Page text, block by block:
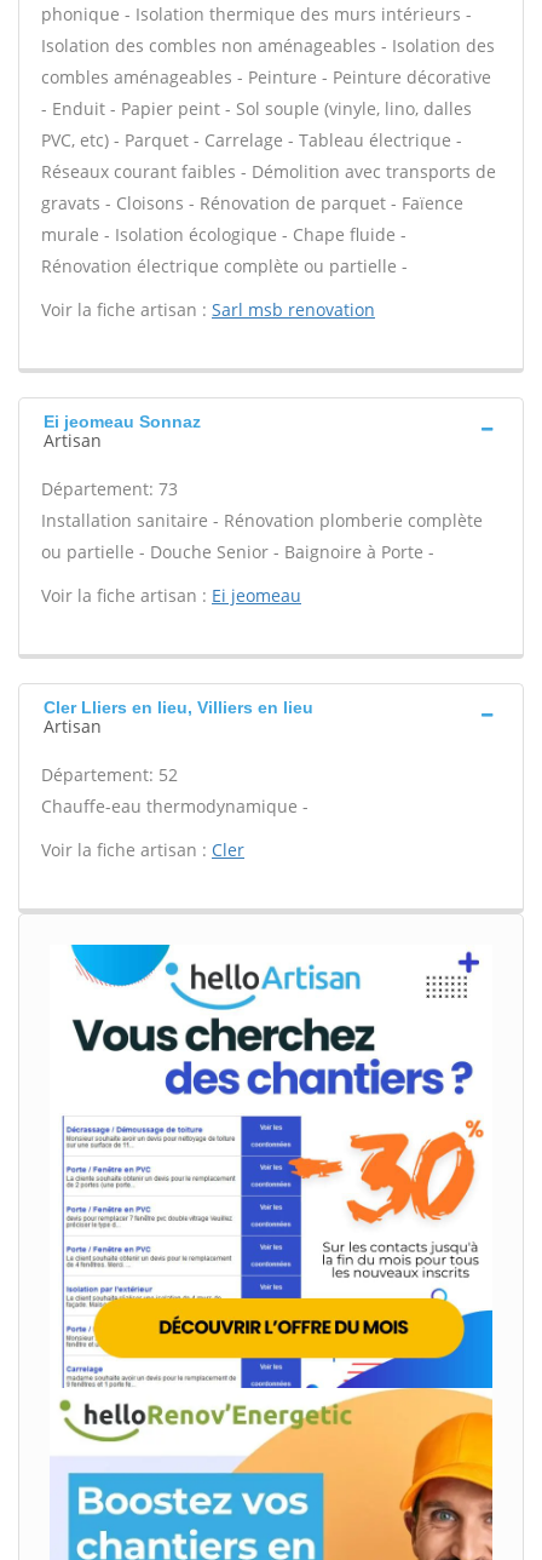
phonique - Isolation thermique des murs intérieurs -
Isolation des combles non aménageables - Isolation des
combles aménageables - Peinture - Peinture décorative
- Enduit - Papier peint - Sol souple (vinyle, lino, dalles
PVC, etc) - Parquet - Carrelage - Tableau électrique -
Réseaux courant faibles - Démolition avec transports de
gravats - Cloisons - Rénovation de parquet - Faïence
murale - Isolation écologique - Chape fluide -
Rénovation électrique complète ou partielle -
Voir la fiche artisan : Sarl msb renovation
Ei jeomeau Sonnaz
Artisan
Département: 73
Installation sanitaire - Rénovation plomberie complète
ou partielle - Douche Senior - Baignoire à Porte -
Voir la fiche artisan : Ei jeomeau
Cler Lliers en lieu, Villiers en lieu
Artisan
Département: 52
Chauffe-eau thermodynamique -
Voir la fiche artisan : Cler